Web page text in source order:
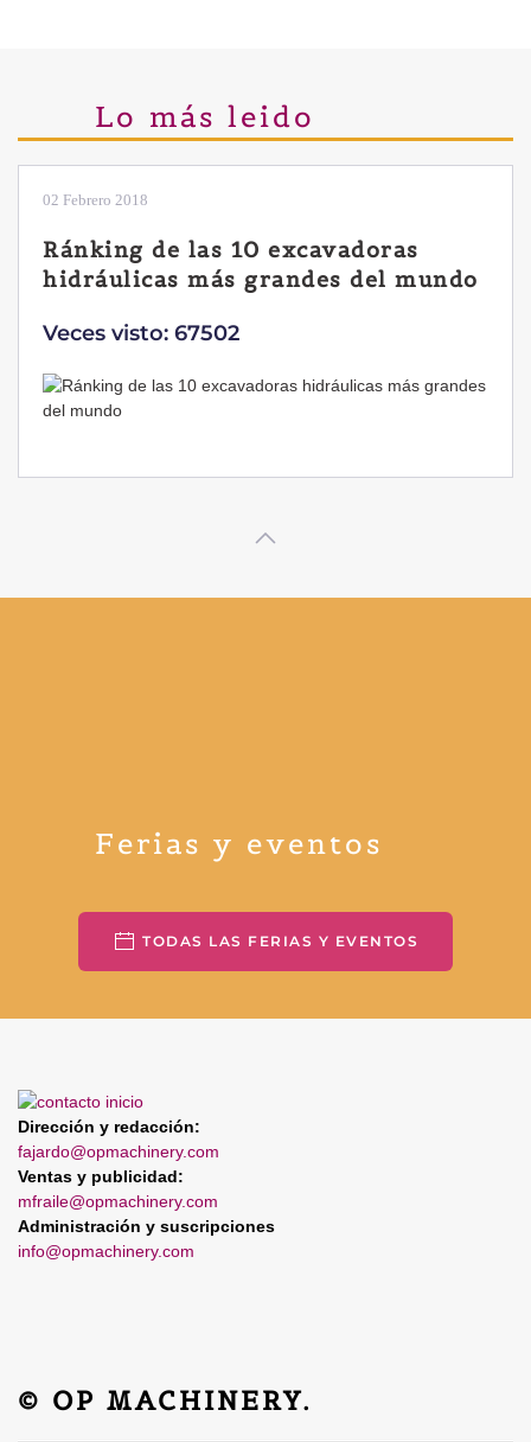
Lo más leido
28 Enero 2019
Las ventajas de la excavadora
Yanmar B7 Sigma-6
Veces visto: 32220
Ferias y eventos
TODAS LAS FERIAS Y EVENTOS
Dirección y redacción:
fajardo@opmachinery.com
Ventas y publicidad:
mfraile@opmachinery.com
Administración y suscripciones
info@opmachinery.com
© OP MACHINERY.